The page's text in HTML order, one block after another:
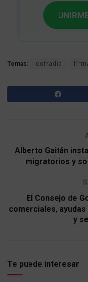
Temas: cofradia
Alberto Gaitán
migratorios y
El Consejo de
comerciales,
y
Te puede interesar